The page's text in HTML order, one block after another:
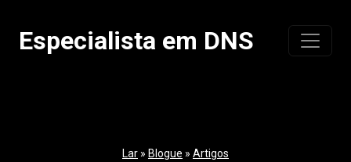
paraEspecialista em DNS
Lar » Blogue » Artigos